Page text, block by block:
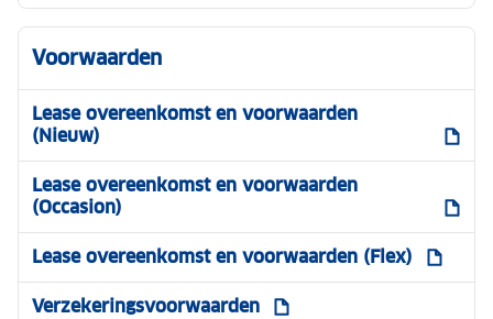
Voorwaarden
Lease overeenkomst en voorwaarden
(Nieuw)
Lease overeenkomst en voorwaarden
(Occasion)
Lease overeenkomst en voorwaarden (Flex)
Verzekeringsvoorwaarden